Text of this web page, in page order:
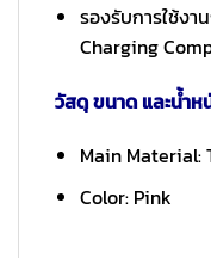
รองรับการใช้งา
Charging
วัสดุ ขนาด และน้ำห
Main Material:
Color: Pink